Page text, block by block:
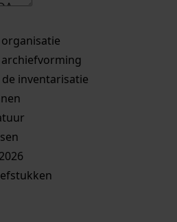
archiefvorming
inventarisatie